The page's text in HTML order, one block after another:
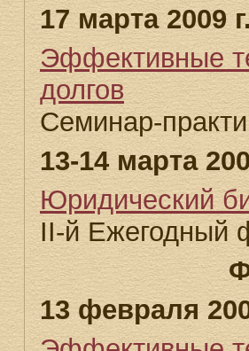
17 марта 2009
Эффективные
долгов
Семинар-
13-14 марта
Юридический
II-й Ежегодный
13 февраля